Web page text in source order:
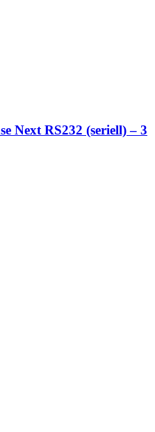
Next RS232 (seriell) – 3